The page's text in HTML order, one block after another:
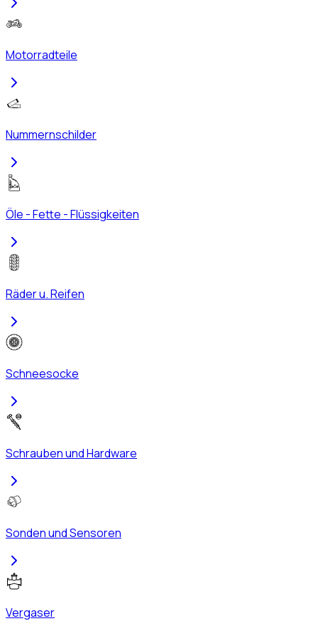
Motorradteile
Nummernschilder
Öle - Fette - Flüssigkeiten
Räder u. Reifen
Schneesocke
Schrauben und Hardware
Sonden und Sensoren
Vergaser